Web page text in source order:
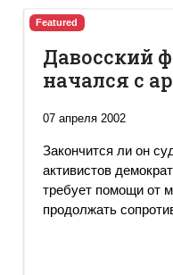
Featured
Давосский
начался с
07 апреля 2002
Закончится ли он
активистов
требует помощи от
продолжать